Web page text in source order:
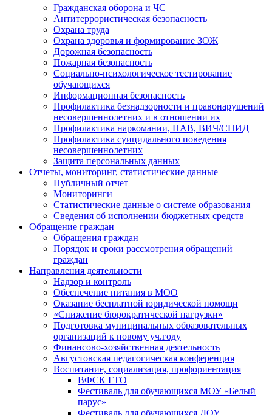
Гражданская оборона и ЧС
Антитеррористическая безопасность
Охрана труда
Охрана здоровья и формирование ЗОЖ
Дорожная безопасность
Пожарная безопасность
Социально-психологическое тестирование
обучающихся
Информационная безопасность
Профилактика безнадзорности и правонарушений
несовершеннолетних и в отношении их
Профилактика наркомании, ПАВ, ВИЧ/СПИД
Профилактика суицидального поведения
несовершеннолетних
Защита персональных данных
Отчеты, мониторинг, статистические данные
Публичный отчет
Мониторинги
Статистические данные о системе образования
Сведения об исполнении бюджетных средств
Обращение граждан
Обращения граждан
Порядок и сроки рассмотрения обращений
граждан
Направления деятельности
Надзор и контроль
Обеспечение питания в МОО
Оказание бесплатной юридической помощи
«Снижение бюрократической нагрузки»
Подготовка муниципальных образовательных
организаций к новому уч.году
Финансово-хозяйственная деятельность
Августовская педагогическая конференция
Воспитание, социализация, профориентация
ВФСК ГТО
Фестиваль для обучающихся МОУ «Белый
парус»